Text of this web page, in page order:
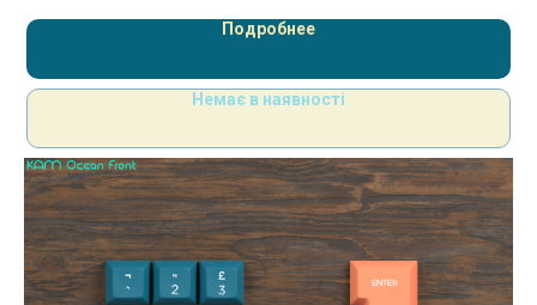
Подробнее
Немає в наявності